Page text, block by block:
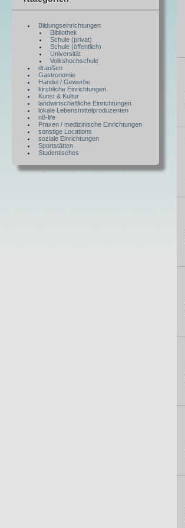
Bildungseinrichtungen
Bibliothek
Schule (privat)
Schule (öffentlich)
Universität
Volkshochschule
draußen
Gastronomie
Handel / Gewerbe
kirchliche Einrichtungen
Kunst & Kultur
landwirtschaftliche Einrichtungen
lokale Lebensmittelproduzenten
n8-life
Praxen / medizinische Einrichtungen
sonstige Locations
soziale Einrichtungen
Sportstätten
Studentisches